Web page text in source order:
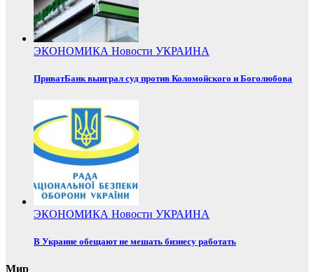
ЭКОНОМИКА Новости УКРАИНА
ПриватБанк выиграл суд против Коломойского и Боголюбова
ЭКОНОМИКА Новости УКРАИНА
В Украине обещают не мешать бизнесу работать
Мир